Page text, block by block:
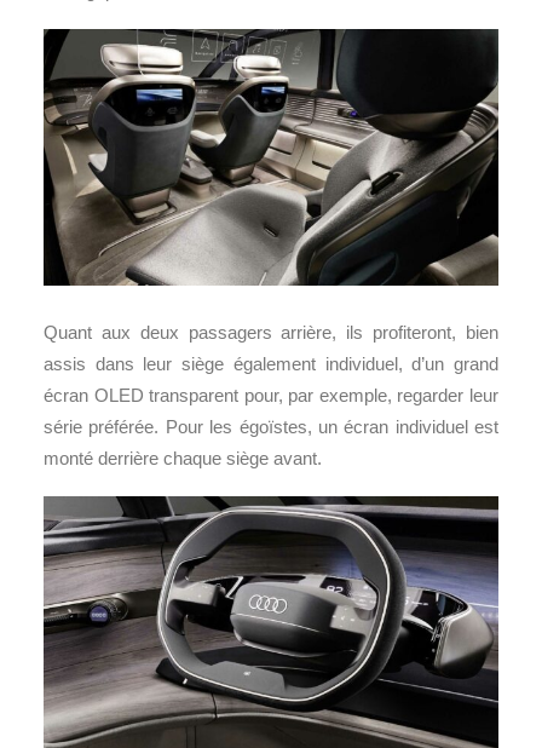
Quant aux deux passagers arrière, ils profiteront, bien
assis dans leur siège également individuel, d’un grand
écran OLED transparent pour, par exemple, regarder leur
série préférée. Pour les égoïstes, un écran individuel est
monté derrière chaque siège avant.